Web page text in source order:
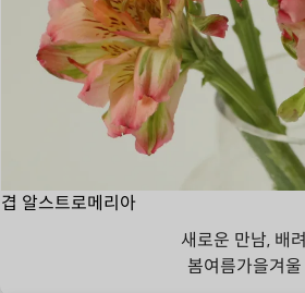
겹 알스트로메리아
새로운 만남, 배려
봄여름가을겨울